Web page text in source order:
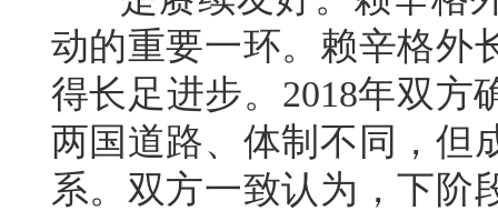
动的重要一环。赖辛格外
得长足进步。2018年双方
两国道路、体制不同，但
系。双方一致认为，下阶